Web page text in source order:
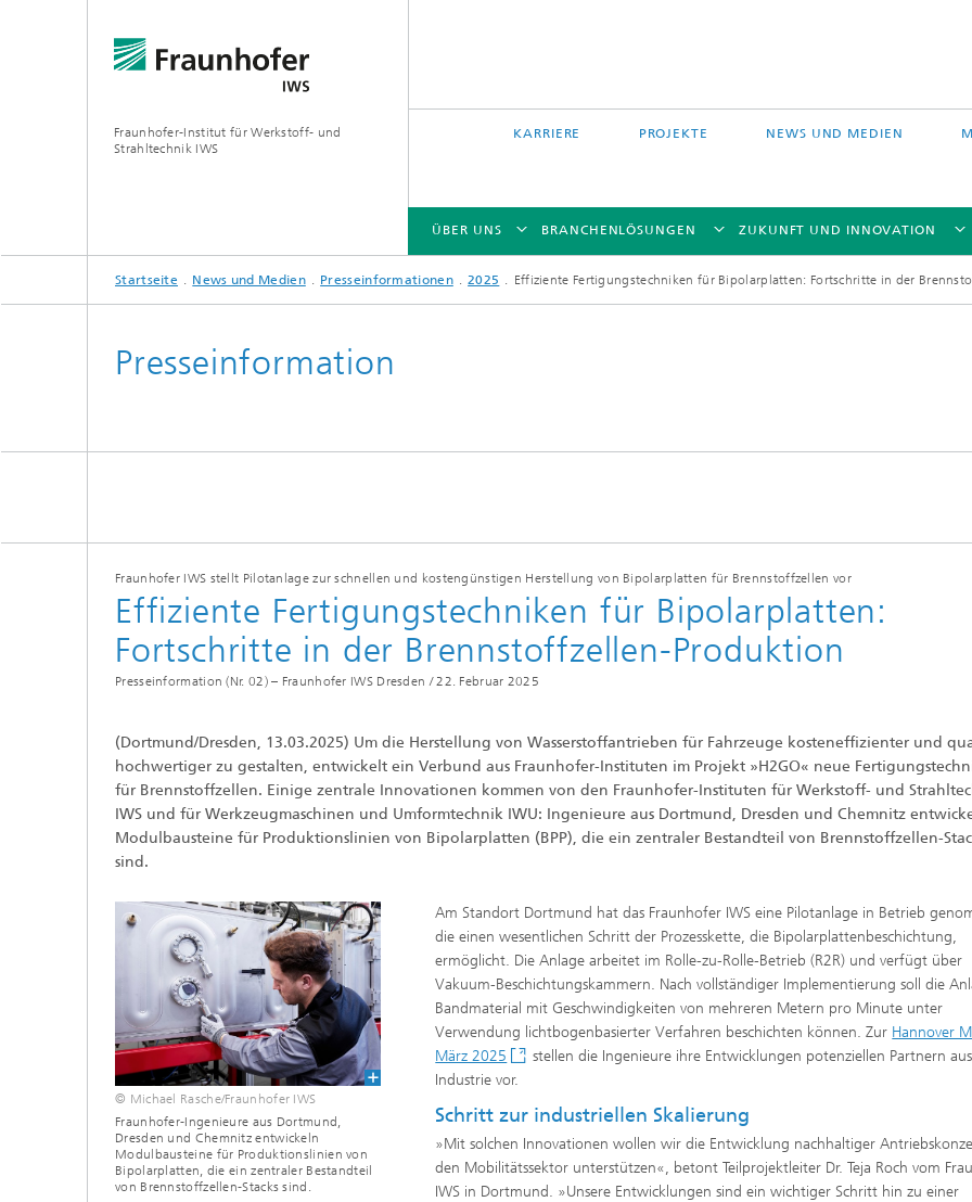
Fraunhofer-Institut für Werkstoff- und
Strahltechnik IWS
KARRIERE PROJEKTE NEWS UND MEDIEN
ÜBER UNS
ÜBER UNS
BRANCHENLÖSUNGEN
BRANCHENLÖSUNGEN
ZUKUNFT UND INNOVATION
ZUKUNFT UND INNOVATION
TECHNOLOGIEN UND KOMPETENZEN
Reaktive Multischichten
PVD-Schichten
Tribologische Systeme
Pulverbettverfahren und Drucken
Beschichten
Mikro- und Biosystemtechnik
Startseite News und Medien Presseinformationen 2025 Effiziente Fertigungstechniken für Bipolarplatten: Fortschritte in der
Presseinformation
Fraunhofer IWS stellt Pilotanlage zur schnellen und kostengünstigen Herstellung von Bipolarplatten für Brennstoffzellen vor
Effiziente Fertigungstechniken für Bipolarplatten:
Fortschritte in der Brennstoffzellen-Produktion
Presseinformation (Nr. 02) – Fraunhofer IWS Dresden / 22. Februar 2025
(Dortmund/Dresden, 13.03.2025) Um die Herstellung von Wasserstoffantrieben für Fahrzeuge kosteneffizienter und
hochwertiger zu gestalten, entwickelt ein Verbund aus Fraunhofer-Instituten im Projekt »H2GO« neue
für Brennstoffzellen. Einige zentrale Innovationen kommen von den Fraunhofer-Instituten für Werkstoff- und
IWS und für Werkzeugmaschinen und Umformtechnik IWU: Ingenieure aus Dortmund, Dresden und Chemnitz
Modulbausteine für Produktionslinien von Bipolarplatten (BPP), die ein zentraler Bestandteil von Brennstoffzellen-
sind.
© Michael Rasche/Fraunhofer IWS
Fraunhofer-Ingenieure aus Dortmund,
Dresden und Chemnitz entwickeln
Modulbausteine für Produktionslinien von
Bipolarplatten, die ein zentraler Bestandteil
von Brennstoffzellen-Stacks sind.
Am Standort Dortmund hat das Fraunhofer IWS eine Pilotanlage in Betrieb
die einen wesentlichen Schritt der Prozesskette, die Bipolarplattenbeschichtung,
ermöglicht. Die Anlage arbeitet im Rolle-zu-Rolle-Betrieb (R2R) und verfügt über
Vakuum-Beschichtungskammern. Nach vollständiger Implementierung soll die
Bandmaterial mit Geschwindigkeiten von mehreren Metern pro Minute unter
Verwendung lichtbogenbasierter Verfahren beschichten können. Zur Hannover
März 2025
stellen die Ingenieure ihre Entwicklungen potenziellen Partnern
Industrie vor.
Schritt zur industriellen Skalierung
»Mit solchen Innovationen wollen wir die Entwicklung nachhaltiger
den Mobilitätssektor unterstützen«, betont Teilprojektleiter Dr. Teja Roch vom
IWS in Dortmund. »Unsere Entwicklungen sind ein wichtiger Schritt hin zu einer